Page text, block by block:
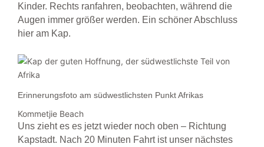
Kinder. Rechts ranfahren, beobachten, während die
Augen immer größer werden. Ein schöner Abschluss
hier am Kap.
Erinnerungsfoto am südwestlichsten Punkt Afrikas
Kommetjie Beach
Uns zieht es es jetzt wieder noch oben – Richtung
Kapstadt. Nach 20 Minuten Fahrt ist unser nächstes